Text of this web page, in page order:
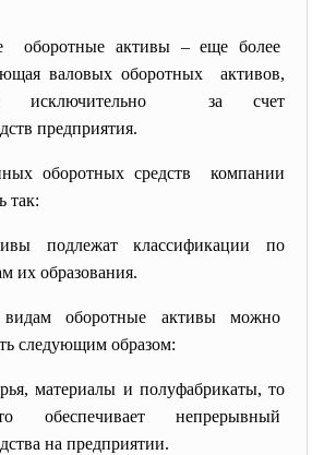
оборотные активы – еще более
валовых оборотных активов,
исключительно за счет
предприятия.
оборотных средств компании
так:
подлежат классификации по
их образования.
оборотные активы можно
следующим образом:
материалы и полуфабрикаты, то
непрерывный
на предприятии.